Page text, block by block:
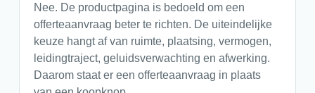
Nee. De productpagina is bedoeld om een
offerteaanvraag beter te richten. De uiteindelijke
keuze hangt af van ruimte, plaatsing, vermogen,
leidingtraject, geluidsverwachting en afwerking.
Daarom staat er een offerteaanvraag in plaats